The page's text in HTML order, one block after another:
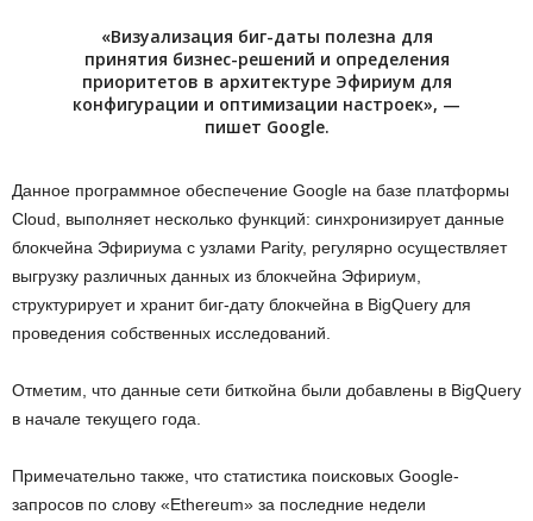
«Визуализация биг-даты полезна для
принятия бизнес-решений и определения
приоритетов в архитектуре Эфириум для
конфигурации и оптимизации настроек», —
пишет Google.
Данное программное обеспечение Google на базе платформы
Cloud, выполняет несколько функций: синхронизирует данные
блокчейна Эфириума с узлами Parity, регулярно осуществляет
выгрузку различных данных из блокчейна Эфириум,
структурирует и хранит биг-дату блокчейна в BigQuery для
проведения собственных исследований.
Отметим, что данные сети биткойна были добавлены в BigQuery
в начале текущего года.
Примечательно также, что статистика поисковых Google-
запросов по слову «Ethereum» за последние недели